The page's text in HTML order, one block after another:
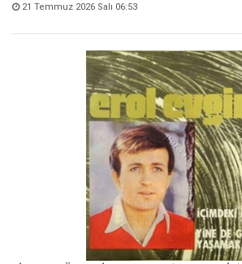
21 Temmuz 2026 Salı 06:53